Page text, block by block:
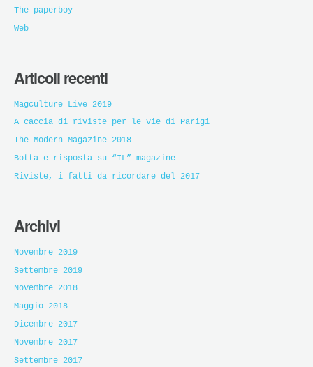
The paperboy
Web
Articoli recenti
Magculture Live 2019
A caccia di riviste per le vie di Parigi
The Modern Magazine 2018
Botta e risposta su “IL” magazine
Riviste, i fatti da ricordare del 2017
Archivi
Novembre 2019
Settembre 2019
Novembre 2018
Maggio 2018
Dicembre 2017
Novembre 2017
Settembre 2017